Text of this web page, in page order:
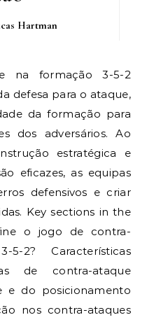
Hartman
defesa para o ataque,
da formação para
dos adversários. Ao
estratégica e
eficazes, as equipas
defensivos e criar
Key sections in the
o jogo de contra-
2? Características
de contra-ataque
e do posicionamento
nos contra-ataques